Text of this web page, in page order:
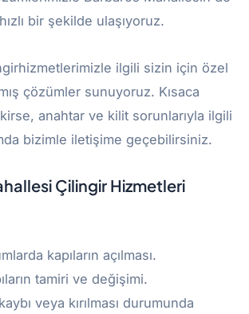
bir şekilde ulaşıyoruz.
ilgili sizin için özel
çözümler sunuyoruz. Kısaca
anahtar ve kilit sorunlarıyla ilgili
bizimle iletişime geçebilirsiniz.
Çilingir Hizmetleri
kapıların açılması.
tamiri ve değişimi.
veya kırılması durumunda